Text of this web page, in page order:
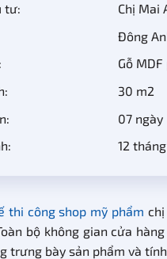
tư:
Chị Mai
Đông
Gỗ
30 m2
07 ngày
12 tháng
thi công shop mỹ phẩm
bộ không gian cửa
trưng bày sản phẩm và